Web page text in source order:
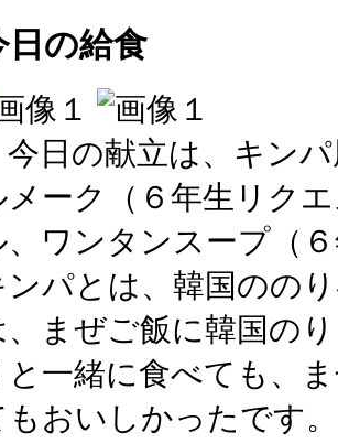
日の給食
日の献立は、キンパ
メーク（６年生リク
、ワンタンスープ（
ンパとは、韓国のの
、まぜご飯に韓国の
と一緒に食べても、
もおいしかったです